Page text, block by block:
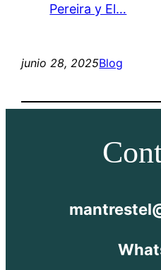
Pereira y El…
junio 28, 2025Blog